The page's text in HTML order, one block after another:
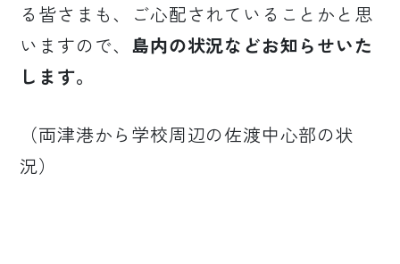
る皆さまも、ご心配されていることかと思
いますので、 島内の状況などお知らせいた
します。
（両津港から学校周辺の佐渡中心部の状
況）